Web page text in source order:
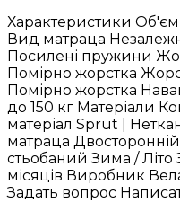
Характеристики
Вид матраца
Посилені пружини
Помірно жорстка
Помірно жорстка
до 150 кг Матеріали
матеріал Sprut |
матраца
стьобаний Зима / Літо
місяців Виробник
Задать вопрос